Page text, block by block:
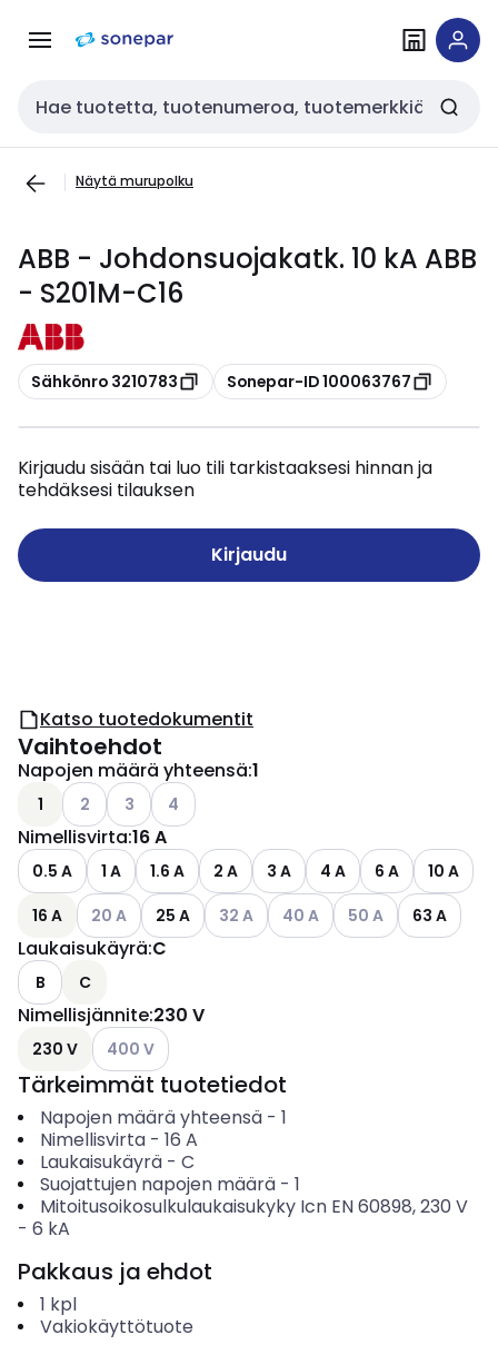
navigointiinsisältöön
Haku
Näytä murupolku
ABB - Johdonsuojakatk. 10 kA ABB
- S201M-C16
Kopioi
Sähkönro 3210783 Kopioi
Sonepar-ID 100063767
Kirjaudu sisään tai luo tili tarkistaaksesi hinnan ja
tehdäksesi tilauksen
Kirjaudu
Katso tuotedokumentit
Vaihtoehdot
Napojen määrä yhteensä:1
1 Katso käytettävissä olevat vaihtoehdot
2 Katso käytettävissä olevat vaihtoehdot
3 Katso käytettävissä olevat vaihtoehdot
4
Nimellisvirta:16 A
0.5 A 1 A 1.6 A 2 A 3 A 4 A 6 A
10 A
16 A
Katso käytettävissä olevat vaihtoehdot
20 A 25 A Katso käytettävissä olevat
32 A Katso käytettävissä olevat
40 A Katso käytettävissä
50 A 63 A
Laukaisukäyrä:C
B C
Nimellisjännite:230 V
230 V Katso käytettävissä olevat vaihtoehdot
400 V
Tärkeimmät tuotetiedot
Napojen määrä yhteensä- 1
Nimellisvirta- 16 A
Laukaisukäyrä- C
Suojattujen napojen määrä- 1
Mitoitusoikosulkulaukaisukyky Icn EN 60898, 230 V
- 6 kA
Pakkaus ja ehdot
1 kpl
Vakiokäyttötuote